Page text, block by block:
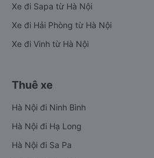
Xe đi Sapa từ Hà Nội
Xe đi Hải Phòng từ Hà Nội
Xe đi Vinh từ Hà Nội
Thuê xe
Hà Nội đi Ninh Bình
Hà Nội đi Hạ Long
Hà Nội đi Sa Pa